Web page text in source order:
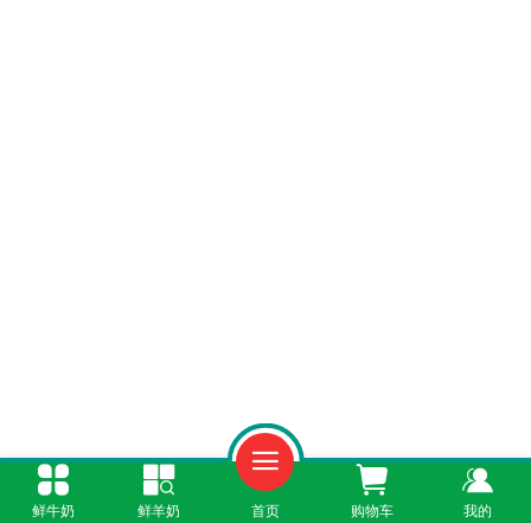
一、一岁半可以喝，但只能少量尝鲜
鲜牛奶 鲜羊奶 首页 购物车 我的